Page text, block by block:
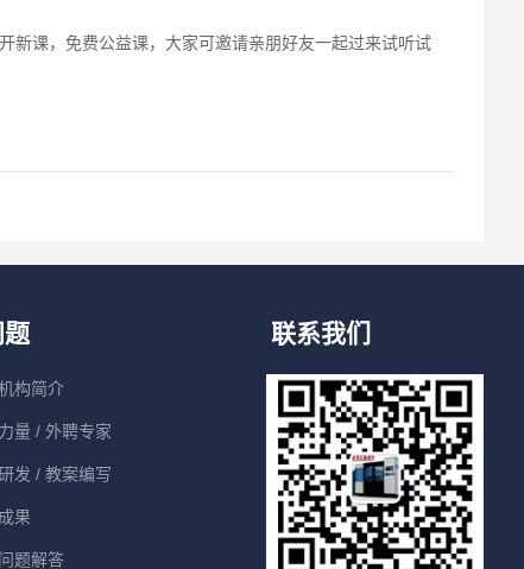
新课，免费公益课，大家可邀请亲朋好友一起过来试听试
题
构简介
量 / 外聘专家
发 / 教案编写
果
题解答
联系我们